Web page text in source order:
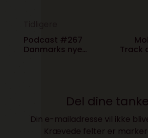
Podcast #267
Danmarks nye
Track
Del dine
Din e-mailadresse vil ikke
Krævede felter er